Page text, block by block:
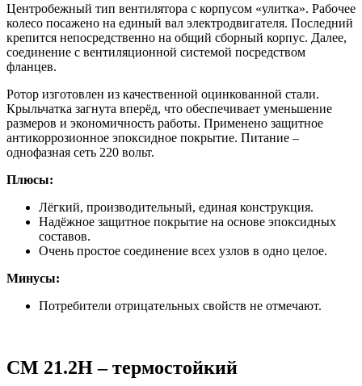
Центробежный тип вентилятора с корпусом «улитка». Рабочее
колесо посажено на единый вал электродвигателя. Последний
крепится непосредственно на общий сборный корпус. Далее,
соединение с вентиляционной системой посредством
фланцев.
Ротор изготовлен из качественной оцинкованной стали.
Крыльчатка загнута вперёд, что обеспечивает уменьшение
размеров и экономичность работы. Применено защитное
антикоррозионное эпоксидное покрытие. Питание –
однофазная сеть 220 вольт.
Плюсы:
Лёгкий, производительный, единая конструкция.
Надёжное защитное покрытие на основе эпоксидных
составов.
Очень простое соединение всех узлов в одно целое.
Минусы:
Потребители отрицательных свойств не отмечают.
CM 21.2H – термостойкий